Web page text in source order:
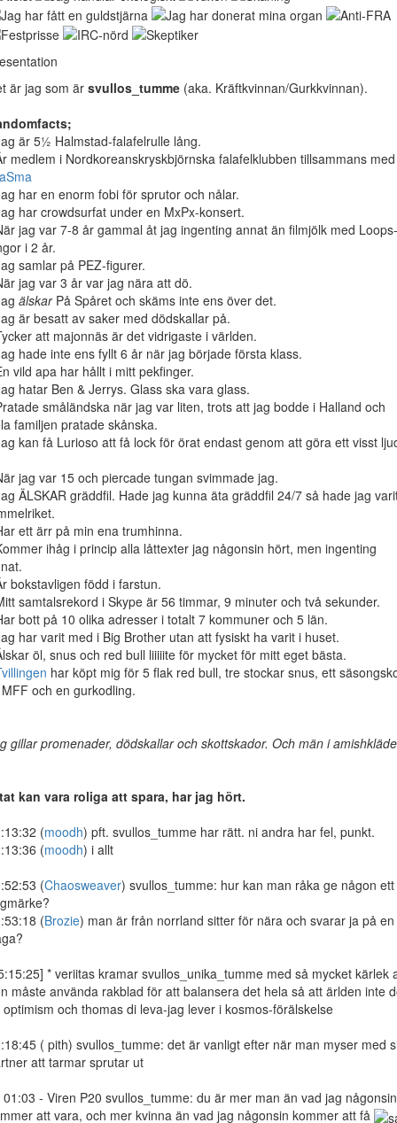
är jag som är svullos_tumme (aka. Kräftkvinnan/Gurkkvinnan).
är 5½ Halmstad-falafelrulle lång.
medlem i Nordkoreanskryskbjörnska falafelklubben tillsammans med
har en enorm fobi för sprutor och nålar.
har crowdsurfat under en MxPx-konsert.
jag var 7-8 år gammal åt jag ingenting annat än filmjölk med Loops-
i 2 år.
samlar på PEZ-figurer.
jag var 3 år var jag nära att dö.
älskarPå Spåret och skäms inte ens över det.
är besatt av saker med dödskallar på.
att majonnäs är det vidrigaste i världen.
hade inte ens fyllt 6 år när jag började första klass.
vild apa har hållt i mitt pekfinger.
hatar Ben & Jerrys. Glass ska vara glass.
småländska när jag var liten, trots att jag bodde i Halland och
familjen pratade skånska.
kan få Lurioso att få lock för örat endast genom att göra ett visst
jag var 15 och piercade tungan svimmade jag.
ÄLSKAR gräddfil. Hade jag kunna äta gräddfil 24/7 så hade jag
ett ärr på min ena trumhinna.
ihåg i princip alla låttexter jag någonsin hört, men ingenting
bokstavligen född i farstun.
samtalsrekord i Skype är 56 timmar, 9 minuter och två sekunder.
bott på 10 olika adresser i totalt 7 kommuner och 5 län.
har varit med i Big Brother utan att fysiskt ha varit i huset.
öl, snus och red bull liiiiite för mycket för mitt eget bästa.
har köpt mig för 5 flak red bull, tre stockar snus, ett
och en gurkodling.
gillar promenader, dödskallar och skottskador. Och män i
kan vara roliga att spara, har jag hört.
(moodh) pft. svullos_tumme har rätt. ni andra har fel, punkt.
(moodh) i allt
(Chaosweaver) svullos_tumme: hur kan man råka ge någon ett
(Brozie) man är från norrland sitter för nära och svarar ja på en
* veriitas kramar svullos_unika_tumme med så mycket kärlek
måste använda rakblad för att balansera det hela så att ärlden inte
optimism och thomas di leva-jag lever i kosmos-förälskelse
( pith) svullos_tumme: det är vanligt efter när man myser med
att tarmar sprutar ut
01:03 - Viren P20 svullos_tumme: du är mer man än vad jag någonsin
att vara, och mer kvinna än vad jag någonsin kommer att få